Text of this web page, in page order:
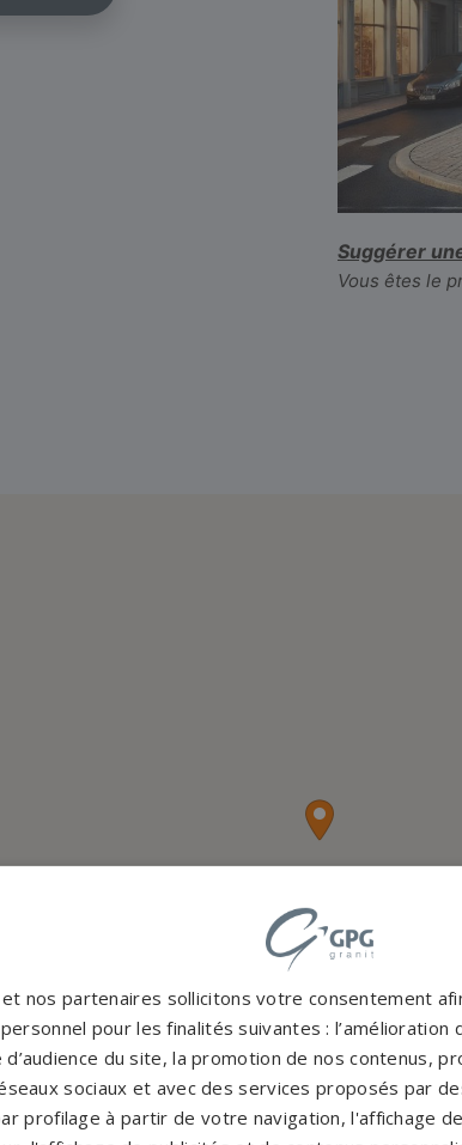
Suggérer
Vous êtes le
nos partenaires sollicitons votre consentement
pour les finalités suivantes :
d’audience du site, la promotion de nos contenus,
sociaux et avec des services proposés par
profilage à partir de votre navigation, l'affichage